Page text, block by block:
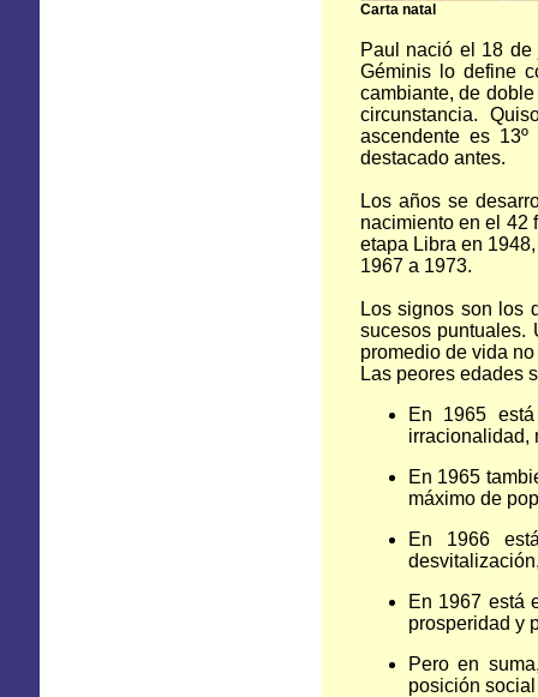
Carta natal
Paul nació el 18
Géminis lo define
cambiante, de
circunstancia.
ascendente es
destacado antes.
Los años se
nacimiento en el 42
etapa Libra en
1967 a 1973.
Los signos son los
sucesos puntuales.
promedio de vida
Las peores edades
En 1965
irracionalidad,
En 1965
máximo de
En 1966
En 1967 está
prosperidad y
Pero en
posición